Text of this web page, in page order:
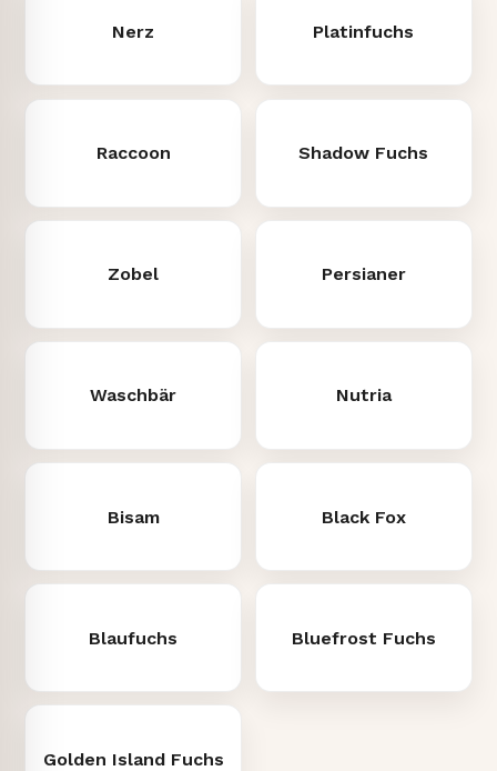
Nerz Platinfuchs
Raccoon Shadow Fuchs
Zobel Persianer
Waschbär Nutria
Bisam Black Fox
Blaufuchs Bluefrost Fuchs
Golden Island Fuchs